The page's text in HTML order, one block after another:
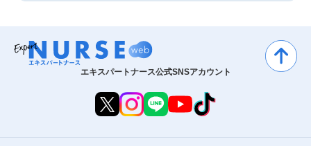
エキスパートナース公式SNSアカウント